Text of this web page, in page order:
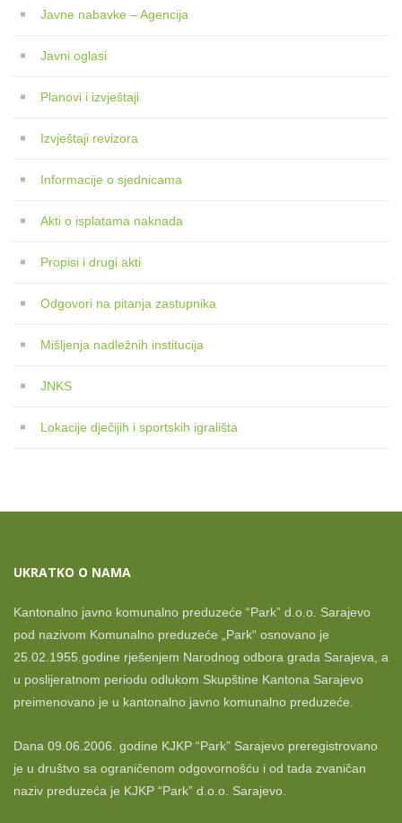
Javne nabavke – Agencija
Javni oglasi
Planovi i izvještaji
Izvještaji revizora
Informacije o sjednicama
Akti o isplatama naknada
Propisi i drugi akti
Odgovori na pitanja zastupnika
Mišljenja nadležnih institucija
JNKS
Lokacije dječijih i sportskih igrališta
UKRATKO O NAMA
Kantonalno javno komunalno preduzeće “Park” d.o.o. Sarajevo
pod nazivom Komunalno preduzeće „Park“ osnovano je
25.02.1955.godine rješenjem Narodnog odbora grada Sarajeva, a
u poslijeratnom periodu odlukom Skupštine Kantona Sarajevo
preimenovano je u kantonalno javno komunalno preduzeće.
Dana 09.06.2006. godine KJKP “Park” Sarajevo preregistrovano
je u društvo sa ograničenom odgovornošću i od tada zvaničan
naziv preduzeća je KJKP “Park” d.o.o. Sarajevo.